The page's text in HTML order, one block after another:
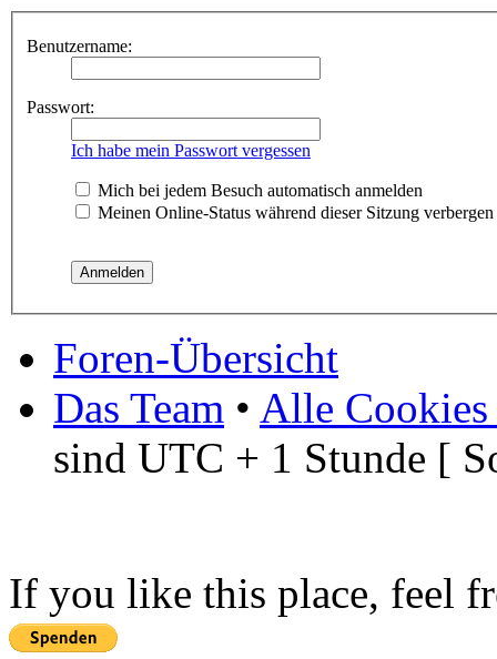
Benutzername:
Passwort:
Ich habe mein Passwort vergessen
Mich bei jedem Besuch automatisch anmelden
Meinen Online-Status während dieser Sitzung verbergen
Foren-Übersicht
Das Team • Alle Cookies
sind UTC + 1 Stunde [
If you like this place, feel